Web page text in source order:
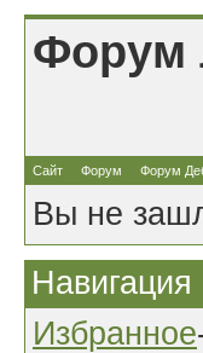
Форум
Сайт Форум Форум
Вы не
Навигация
Избранное